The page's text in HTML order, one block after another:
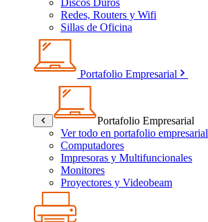
Discos Duros
Redes, Routers y Wifi
Sillas de Oficina
Portafolio Empresarial
Portafolio Empresarial
Ver todo en portafolio empresarial
Computadores
Impresoras y Multifuncionales
Monitores
Proyectores y Videobeam